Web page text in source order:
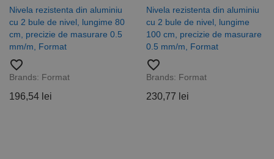
Nivela rezistenta din aluminiu
cu 2 bule de nivel, lungime 80
cm, precizie de masurare 0.5
mm/m, Format
favorite_border
Brands: Format
196,54 lei
Nivela rezistenta din aluminiu
cu 2 bule de nivel, lungime
100 cm, precizie de masurare
0.5 mm/m, Format
favorite_border
Brands: Format
230,77 lei
De targetare
De funcţionalitate
Neclasificate
Cookie-urile strict necesare permit funcționalitatea
principală a site-ului web, cum ar fi autentificarea
utilizatorului și gestionarea contului. Site-ul web nu